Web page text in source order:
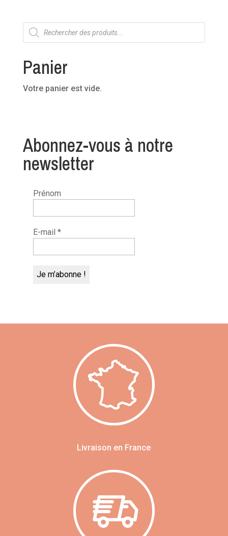
Recherche
de
produits
Panier
Votre panier est vide.
Abonnez-vous à notre
newsletter
Prénom
E-mail *
Livraison en France